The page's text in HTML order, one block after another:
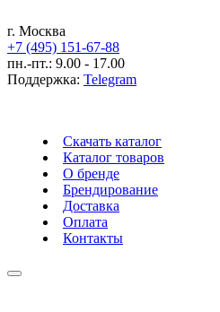
г. Москва
+7 (495) 151-67-88
пн.-пт.: 9.00 - 17.00
Поддержка: Telegram
Скачать каталог
Каталог товаров
О бренде
Брендирование
Доставка
Оплата
Контакты